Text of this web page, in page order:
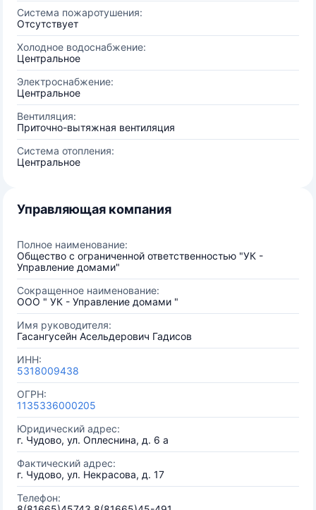
Система пожаротушения:
Отсутствует
Холодное водоснабжение:
Центральное
Электроснабжение:
Центральное
Вентиляция:
Приточно-вытяжная вентиляция
Система отопления:
Центральное
Управляющая компания
Полное наименование:
Общество с ограниченной ответственностью "УК -
Управление домами"
Сокращенное наименование:
OOO " УК - Управление домами "
Имя руководителя:
Гасангусейн Асельдерович Гадисов
ИНН:
5318009438
ОГРН:
1135336000205
Юридический адрес:
г. Чудово, ул. Оплеснина, д. 6 а
Фактический адрес:
г. Чудово, ул. Некрасова, д. 17
Телефон: